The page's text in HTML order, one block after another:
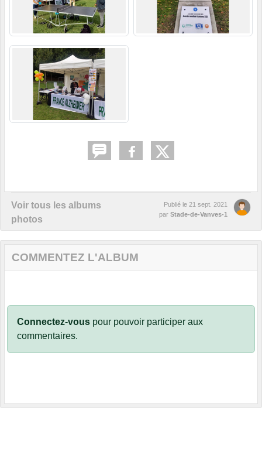
Voir tous les albums
photos
Publié le 21 sept. 2021
par Stade-de-Vanves-1
COMMENTEZ L'ALBUM
Connectez-vous pour pouvoir participer aux
commentaires.